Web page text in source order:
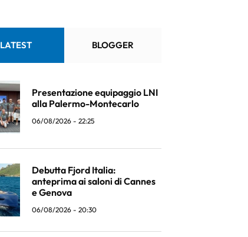
LATEST BLOGGER
Presentazione equipaggio LNI
alla Palermo-Montecarlo
06/08/2026 - 22:25
Debutta Fjord Italia:
anteprima ai saloni di Cannes
e Genova
06/08/2026 - 20:30